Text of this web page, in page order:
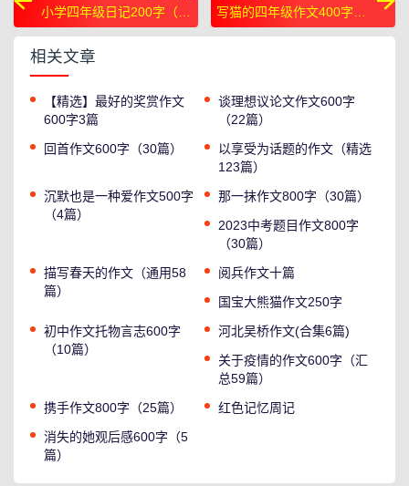
小学四年级日记200字（10
篇）
写猫的四年级作文400字
（5篇）
相关文章
【精选】最好的奖赏作文
600字3篇
谈理想议论文作文600字
（22篇）
回首作文600字（30篇）
以享受为话题的作文（精选
123篇）
沉默也是一种爱作文500字
（4篇）
那一抹作文800字（30篇）
2023中考题目作文800字
（30篇）
描写春天的作文（通用58
篇）
阅兵作文十篇
国宝大熊猫作文250字
初中作文托物言志600字
（10篇）
河北吴桥作文(合集6篇)
关于疫情的作文600字（汇
总59篇）
携手作文800字（25篇）
红色记忆周记
消失的她观后感600字（5
篇）